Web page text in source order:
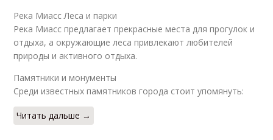
Река Миасс Леса и парки
Река Миасс предлагает прекрасные места для прогулок и
отдыха, а окружающие леса привлекают любителей
природы и активного отдыха.
Памятники и монументы
Среди известных памятников города стоит упомянуть:
Читать дальше →